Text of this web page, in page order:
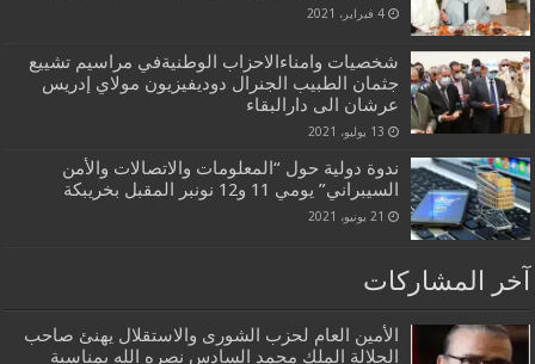
4 فبراير، 2021
شخصيات وامناءالاحزاب الوطنيةفي مراسيم تشييع
جثمان الطبيب الجنرال دوديفيزيون مولاي إدريس
عرشان الى دارالبقاء
13 يوليو، 2021
ندوة دولية حول “المعلومات والاتصالات والأمن
السيبراني” يومي 11 و12 نونبر المقبل بخريبكة
21 يونيو، 2021
آخر المشاركات
الأمين العام لحزب الشورى والاستقلال يهنئ صاحب
الجلالة الملك محمد السادس نصره الله بمناسبة